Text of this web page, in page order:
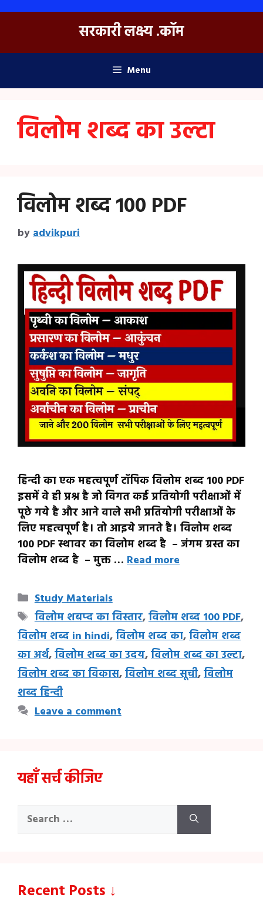
Skip
सरकारी लक्ष्य .कॉम
Menu
विलोम शब्द का उल्टा
विलोम शब्द 100 PDF
byadvikpuri
हिन्दी का एक महत्वपूर्ण टॉपिक विलोम शब्द 100 PDF
इसमें वे ही प्रश्न है जो विगत कई प्रतियोगी परीक्षाओं में
पूछे गये है और आने वाले सभी प्रतियोगी परीक्षाओं के
लिए महत्वपूर्ण है। तो आइये जानते है। विलोम शब्द
100 PDF स्थावर का विलोम शब्द है – जंगम ग्रस्त का
विलोम शब्द है – मुक्त … Read more
Categories
Study Materials
Tags
विलोम शबप्द का विस्तार,विलोम शब्द 100 PDF,
विलोम शब्द in hindi,विलोम शब्द का,विलोम शब्द
का अर्थ,विलोम शब्द का उदय,विलोम शब्द का उल्टा,
विलोम शब्द का विकास,विलोम शब्द सूची,विलोम
शब्द हिन्दी
Leave a comment
यहाँ सर्च कीजिए
Search
for:
Recent Posts ↓